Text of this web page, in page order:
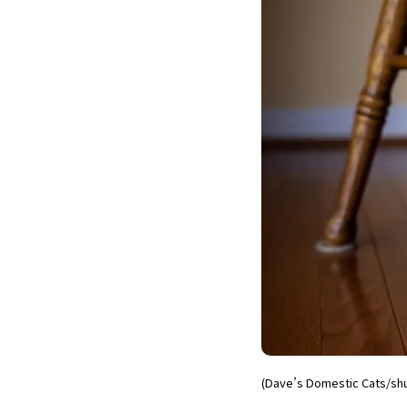
(Dave’s Domestic Cats/